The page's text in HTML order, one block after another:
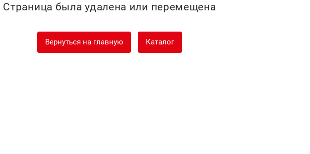
Страница была удалена или перемещена
Вернуться на главную Каталог